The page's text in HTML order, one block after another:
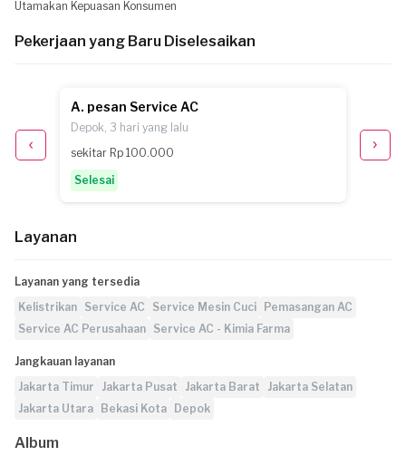
Utamakan Kepuasan Konsumen
Pekerjaan yang Baru Diselesaikan
A. pesan Service AC
Depok, 3 hari yang lalu
sekitar Rp 100.000
Selesai
Layanan
Layanan yang tersedia
Kelistrikan Service AC Service Mesin Cuci
Pemasangan AC
Service AC Perusahaan Service AC - Kimia Farma
Jangkauan layanan
Jakarta Timur
Jakarta Pusat Jakarta Barat
Jakarta Selatan
Jakarta Utara
Bekasi Kota Depok
Album